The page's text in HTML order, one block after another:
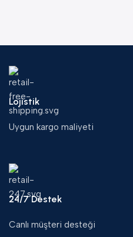
Lojistik
Uygun kargo maliyeti
24/7 Destek
Canlı müşteri desteği